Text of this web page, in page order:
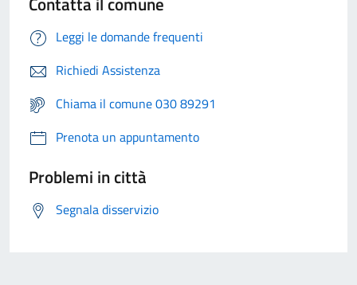
Leggi le domande frequenti
Richiedi Assistenza
Chiama il comune 030 89291
Prenota un appuntamento
Problemi in città
Segnala disservizio